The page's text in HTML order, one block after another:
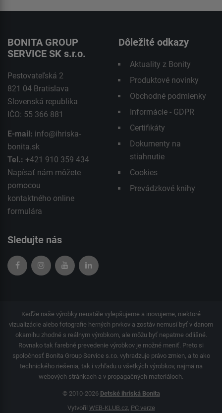
BONITA GROUP
SERVICE SK s.r.o.
Pestovateľská 2
821 04 Bratislava
Slovenská republika
IČO: 55 366 881
E-mail: info@ihriska-
bonita.sk
Tel.: +421 910 359 434
Napísať nám môžete
pomocou
kontaktného online
formulára
Dôležité odkazy
Aktuality z Bonity
Produktové novinky
Obchodné podmienky
Informácie - GDPR
Certifikáty
Dokumenty na
stiahnutie
Cookies
Prevádzkové knihy
Sledujte nás
Keďže naše výrobky neustále vylepšujeme a inovujeme, niektoré
vizualizácie alebo fotografie herných prvkov a zostáv nemusí byť v danom
okamihu zhodné s reálnym výrobkom, ale môžu byť nepatrne odlišné.
Rovnako tak farebné prevedenie výrobkov je možné meniť. Preto si
spoločnosť Bonita Group Service s.r.o. vyhradzuje právo zmien, a to ako
technického riešenia, tak i vzhľadu u všetkých výrobkov, najmä na
webových stránkach a v propagačných materiáloch.
© 2010-2026 Detské ihriská Bonita
Vytvořil WEB-KLUB.cz, PC verze